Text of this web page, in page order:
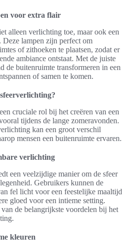
voor extra flair
alleen verlichting toe, maar ook een
lampen zijn perfect om
of zithoeken te plaatsen, zodat er
ambiance ontstaat. Met de juiste
de buitenruimte transformeren in een
of samen te komen.
cruciale rol bij het creëren van een
tijdens de lange zomeravonden.
kan een groot verschil
mensen een buitenruimte ervaren.
verlichting
een veelzijdige manier om de sfeer
Gebruikers kunnen de
fel licht voor een feestelijke maaltijd
gloed voor een intieme setting.
de belangrijkste voordelen bij het
kleuren